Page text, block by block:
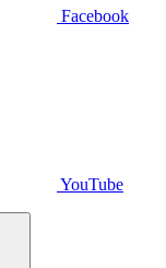
Facebook
YouTube